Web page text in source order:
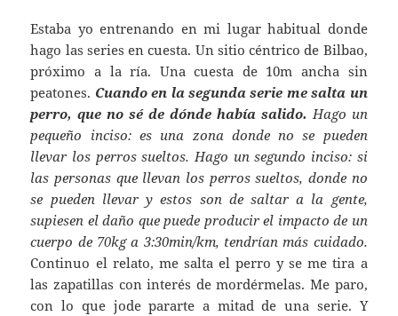
Estaba yo entrenando en mi lugar habitual donde
hago las series en cuesta. Un sitio céntrico de Bilbao,
próximo a la ría. Una cuesta de 10m ancha sin
peatones. Cuando en la segunda serie me salta un
perro, que no sé de dónde había salido. Hago un
pequeño inciso: es una zona donde no se pueden
llevar los perros sueltos. Hago un segundo inciso: si
las personas que llevan los perros sueltos, donde no
se pueden llevar y estos son de saltar a la gente,
supiesen el daño que puede producir el impacto de un
cuerpo de 70kg a 3:30min/km, tendrían más cuidado.
Continuo el relato, me salta el perro y se me tira a
las zapatillas con interés de mordérmelas. Me paro,
con lo que jode pararte a mitad de una serie. Y